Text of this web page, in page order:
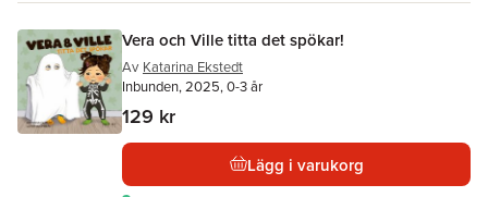
Vera och Ville titta det spökar!
Av Katarina Ekstedt
Inbunden, 2025, 0-3 år
129 kr
Lägg i varukorg